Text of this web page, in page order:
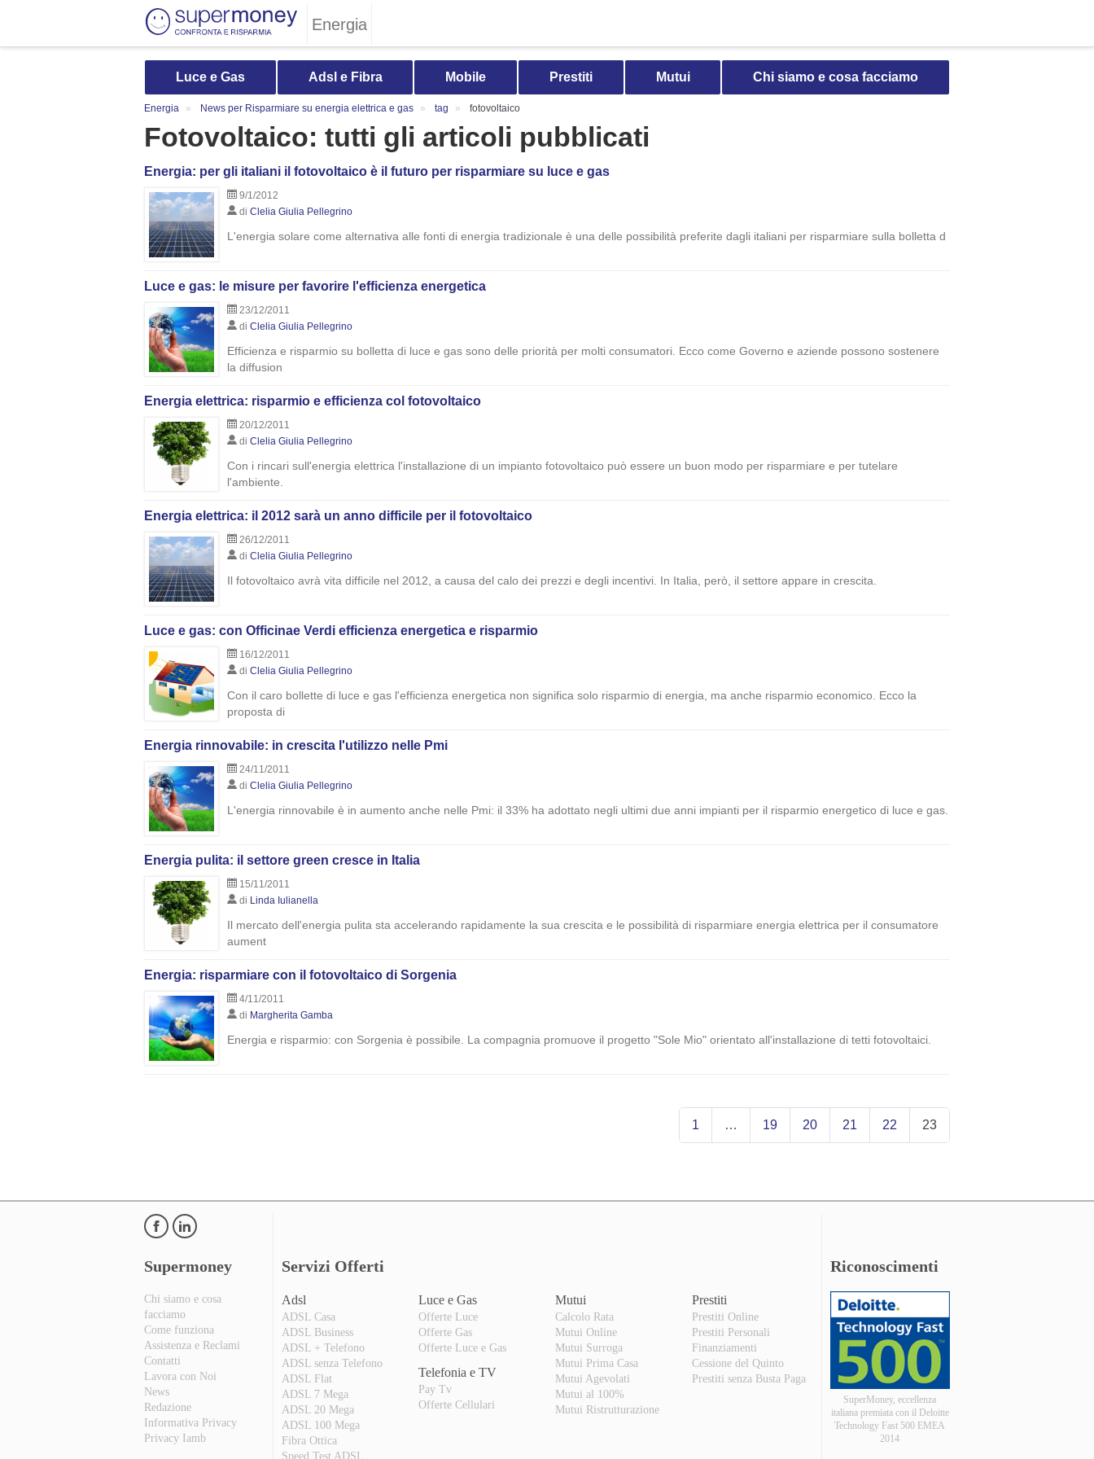
Energia
Luce e Gas Adsl e Fibra Mobile Prestiti Mutui Chi siamo e cosa facciamo
Energia News per Risparmiare su energia elettrica e gas tag fotovoltaico
Fotovoltaico: tutti gli articoli pubblicati
Energia: per gli italiani il fotovoltaico è il futuro per risparmiare su luce e gas
9/1/2012
di Clelia Giulia Pellegrino
L'energia solare come alternativa alle fonti di energia tradizionale è una delle possibilità preferite dagli italiani per risparmiare sulla bolletta d
Luce e gas: le misure per favorire l'efficienza energetica
23/12/2011
di Clelia Giulia Pellegrino
Efficienza e risparmio su bolletta di luce e gas sono delle priorità per molti consumatori. Ecco come Governo e aziende possono sostenere
la diffusion
Energia elettrica: risparmio e efficienza col fotovoltaico
20/12/2011
di Clelia Giulia Pellegrino
Con i rincari sull'energia elettrica l'installazione di un impianto fotovoltaico può essere un buon modo per risparmiare e per tutelare
l'ambiente.
Energia elettrica: il 2012 sarà un anno difficile per il fotovoltaico
26/12/2011
di Clelia Giulia Pellegrino
Il fotovoltaico avrà vita difficile nel 2012, a causa del calo dei prezzi e degli incentivi. In Italia, però, il settore appare in crescita.
Luce e gas: con Officinae Verdi efficienza energetica e risparmio
16/12/2011
di Clelia Giulia Pellegrino
Con il caro bollette di luce e gas l'efficienza energetica non significa solo risparmio di energia, ma anche risparmio economico. Ecco la
proposta di
Energia rinnovabile: in crescita l'utilizzo nelle Pmi
24/11/2011
di Clelia Giulia Pellegrino
L'energia rinnovabile è in aumento anche nelle Pmi: il 33% ha adottato negli ultimi due anni impianti per il risparmio energetico di luce e gas.
Energia pulita: il settore green cresce in Italia
15/11/2011
di Linda Iulianella
Il mercato dell'energia pulita sta accelerando rapidamente la sua crescita e le possibilità di risparmiare energia elettrica per il consumatore
aument
Energia: risparmiare con il fotovoltaico di Sorgenia
4/11/2011
di Margherita Gamba
Energia e risparmio: con Sorgenia è possibile. La compagnia promuove il progetto "Sole Mio" orientato all'installazione di tetti fotovoltaici.
1 … 19 20 21 22 23
Supermoney
Chi siamo e cosa
facciamo
Come funziona
Assistenza e Reclami
Contatti
Lavora con Noi
News
Redazione
Informativa Privacy
Privacy Iamb
Servizi Offerti
Adsl
ADSL Casa
ADSL Business
ADSL + Telefono
ADSL senza Telefono
ADSL Flat
ADSL 7 Mega
ADSL 20 Mega
ADSL 100 Mega
Fibra Ottica
Speed Test ADSL
Luce e Gas
Offerte Luce
Offerte Gas
Offerte Luce e Gas
Telefonia e TV
Pay Tv
Offerte Cellulari
Mutui
Calcolo Rata
Mutui Online
Mutui Surroga
Mutui Prima Casa
Mutui Agevolati
Mutui al 100%
Mutui Ristrutturazione
Prestiti
Prestiti Online
Prestiti Personali
Finanziamenti
Cessione del Quinto
Prestiti senza Busta Paga
Riconoscimenti
SuperMoney, eccellenza
italiana premiata con il Deloitte
Technology Fast 500 EMEA
2014